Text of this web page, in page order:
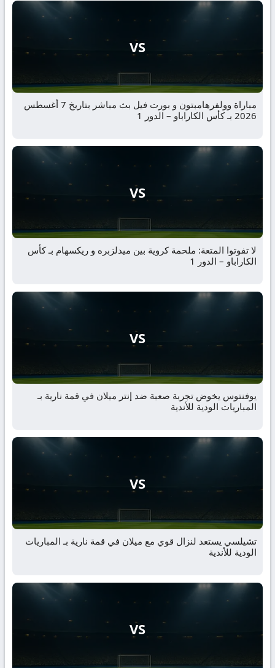
VS
مباراة وولفرهامبتون و بورت فيل بث مباشر بتاريخ 7 أغسطس
2026 بـ كأس الكاراباو – الدور 1
VS
لا تفوتوا المتعة: ملحمة كروية بين ميدلزبره و ريكسهام بـ كأس
الكاراباو – الدور 1
VS
يوفنتوس يخوض تجربة صعبة ضد إنتر ميلان في قمة نارية بـ
المباريات الودية للأندية
VS
تشيلسي يستعد لنزال قوي مع ميلان في قمة نارية بـ المباريات
الودية للأندية
VS